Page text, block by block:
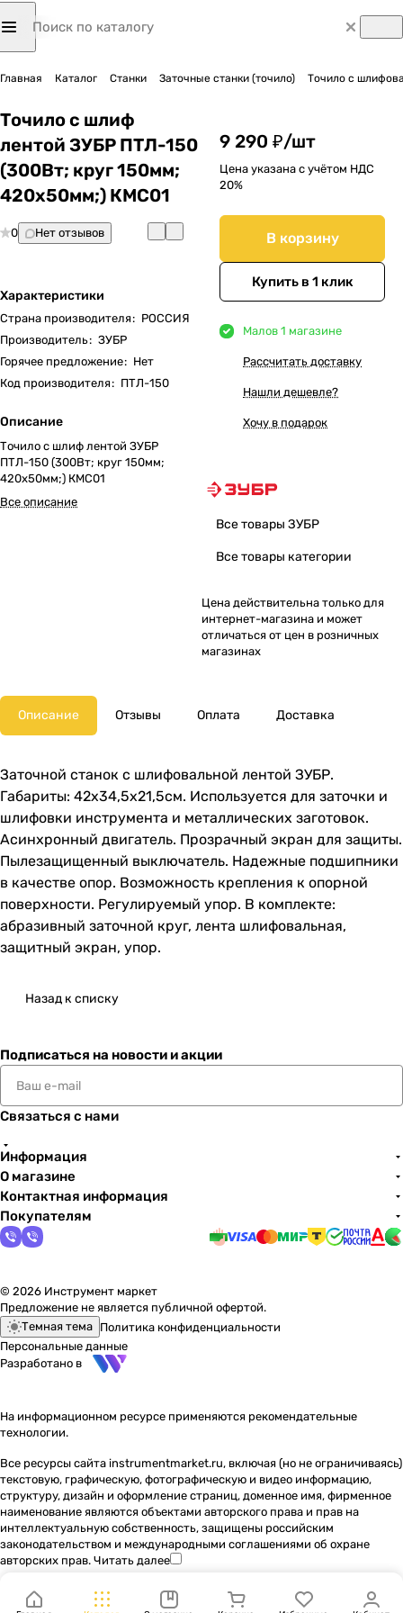
Главная Каталог Станки Заточные станки (точило) Точило с
Точило с шлиф
лентой ЗУБР ПТЛ-150
(300Вт; круг 150мм;
420х50мм;) КМС01
0 Нет отзывов
Характеристики
Страна производителя: РОССИЯ
Производитель: ЗУБР
Горячее предложение: Нет
Код производителя: ПТЛ-150
Описание
Точило с шлиф лентой ЗУБР
ПТЛ-150 (300Вт; круг 150мм;
420х50мм;) КМС01
Все описание
9 290 ₽/шт
Цена указана с учётом НДС
20%
В корзину
Купить в 1 клик
Малов 1 магазине
Рассчитать доставку
Нашли дешевле?
Хочу в подарок
Все товары ЗУБР
Все товары категории
Цена действительна только для
интернет-магазина и может
отличаться от цен в розничных
магазинах
Описание Отзывы Оплата Доставка
Заточной станок с шлифовальной лентой ЗУБР.
Габариты: 42x34,5x21,5см. Используется для заточки и
шлифовки инструмента и металлических заготовок.
Асинхронный двигатель. Прозрачный экран для защиты.
Пылезащищенный выключатель. Надежные подшипники
в качестве опор. Возможность крепления к опорной
поверхности. Регулируемый упор. В комплекте:
абразивный заточной круг, лента шлифовальная,
защитный экран, упор.
Назад к списку
Подписаться на новости и акции
Связаться с нами
Информация
О магазине
Контактная информация
Покупателям
© 2026 Инструмент маркет
Предложение не является публичной офертой.
Темная тема Политика конфиденциальности
Персональные данные
Разработано в
На информационном ресурсе применяются рекомендательные
технологии.
Все ресурсы сайта instrumentmarket.ru, включая (но не ограничиваясь)
текстовую, графическую, фотографическую и видео информацию,
структуру, дизайн и оформление страниц, доменное имя, фирменное
наименование являются объектами авторского права и прав на
интеллектуальную собственность, защищены российским
законодательством и международными соглашениями об охране
авторских прав. Читать далее